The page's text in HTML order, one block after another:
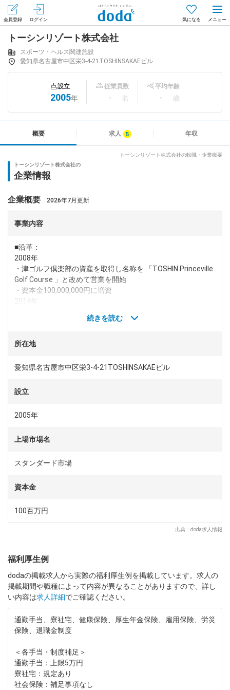
会員登録 ログイン 気になる
会員登録（無料）
はじめてdodaをご利用される方へ
求人を紹介してもらう
知りたい・聞きたい
専門サイト
dodaチャットサポート
対応時間：10:00～22:00(日曜・年末年始を除く)
自動案内は24時間365日対応
転職の「モヤモヤ」、一人で悩まず
気軽に相談してみませんか？
dodaの使い方は？
ヘルプ
トーシンリゾート株式会社
スポーツ・ヘルス関連施設
愛知県名古屋市中区栄3-4-21TOSHINSAKAEビル
設立
2005年
従業員数
- 名
平均年齢
- 歳
概要 求人 年収
トーシンリゾート株式会社の転職・企業概要
トーシンリゾート株式会社の
企業情報
企業概要 2026年7月更新
事業内容
■沿革：
2008年
・津ゴルフ倶楽部の資産を取得し名称を 「TOSHIN Princeville
Golf Course 」と改めて営業を開始
・資本金100,000,000円に増資
2014年
る運営譲渡
・「リバーデールゴルフクラブ」を取得、営業を開始
始
続きを読む
所在地
愛知県名古屋市中区栄3-4-21TOSHINSAKAEビル
設立
2005年
上場市場名
スタンダード市場
資本金
100百万円
出典：doda求人情報
福利厚生例
dodaの掲載求人から実際の福利厚生例を掲載しています。求人の
掲載期間や職種によって内容が異なることがありますので、詳し
い内容は求人詳細でご確認ください。
通勤手当、寮社宅、健康保険、厚生年金保険、雇用保険、労災
保険、退職金制度
＜各手当・制度補足＞
通勤手当：上限5万円
寮社宅：規定あり
社会保険：補足事項なし